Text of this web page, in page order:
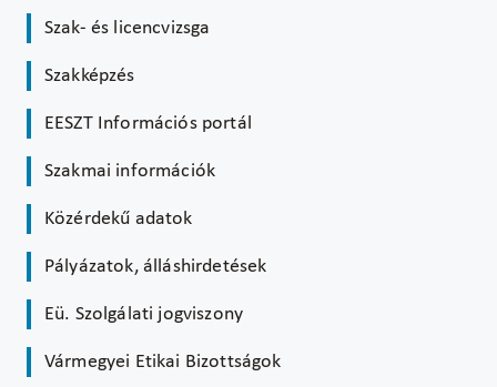
Szak- és licencvizsga
Szakképzés
EESZT Információs portál
Szakmai információk
Közérdekű adatok
Pályázatok, álláshirdetések
Eü. Szolgálati jogviszony
Vármegyei Etikai Bizottságok